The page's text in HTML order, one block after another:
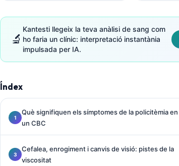
🔬
Kantesti llegeix la teva anàlisi de sang com
ho faria un clínic: interpretació instantània
impulsada per IA.
Índex
Què signifiquen els símptomes de la policitèmia en
un CBC
Cefalea, enrogiment i canvis de visió: pistes de la
viscositat